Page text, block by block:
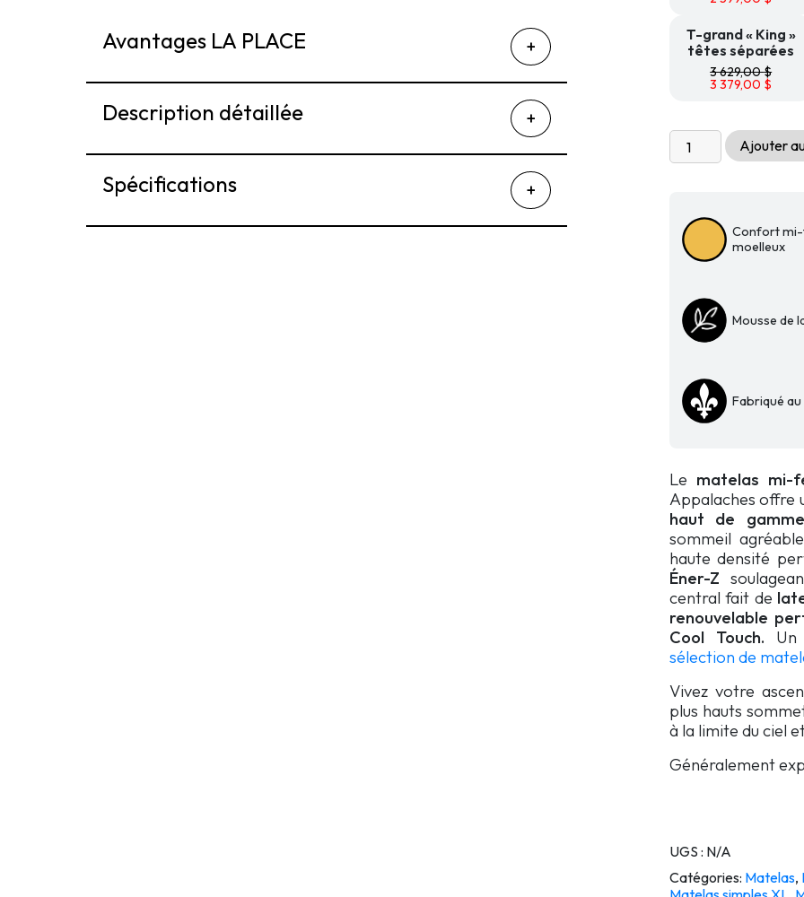
T-grand « King »
têtes séparées
3 629,00$
3 379,00 $
quantité
de
Kingsdown
Ascension
Ajouter
Confort
moelleux
Mousse de
Fabriqué
Le matelas mi-
Appalaches offre
haut de
sommeil
haute densité
Éner-Z
central fait de
renouvelable
Cool Touch.
sélection de
Vivez votre
plus hauts
à la limite du ciel
Généralement
Avantages LA PLACE
Description détaillée
Spécifications
UGS : N/A
Catégories: Matelas,